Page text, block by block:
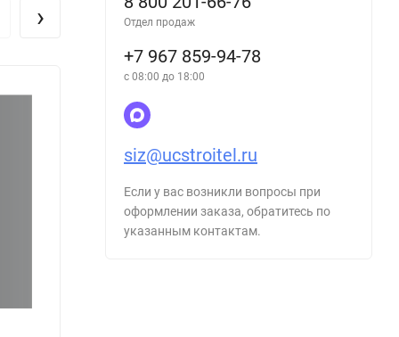
› Отдел продаж
+7 967 859-94-78
с 08:00 до 18:00
siz@ucstroitel.ru
Если у вас возникли вопросы при
оформлении заказа, обратитесь по
указанным контактам.